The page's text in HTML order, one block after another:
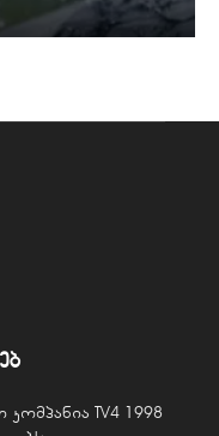
TV4 1998